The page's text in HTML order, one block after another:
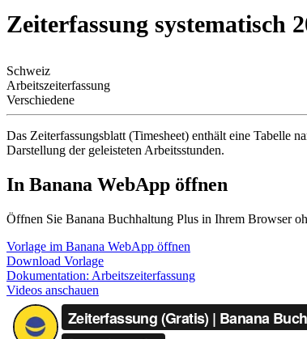
Zeiterfassung systematisch
Schweiz
Arbeitszeiterfassung
Verschiedene
Das Zeiterfassungsblatt (Timesheet) enthält eine Tabelle
Darstellung der geleisteten Arbeitsstunden.
In Banana WebApp öffnen
Öffnen Sie Banana Buchhaltung Plus in Ihrem Browser
Vorlage im Banana WebApp öffnen
Download Vorlage
Dokumentation: Arbeitszeiterfassung
Videos anschauen